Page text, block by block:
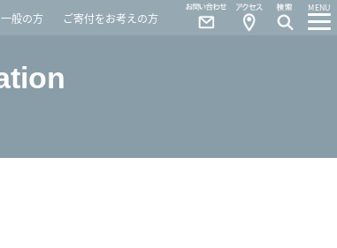
般の方 ご寄付をお考えの方
MENU
Access
Contact